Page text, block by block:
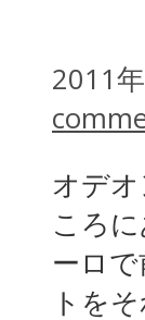
2011
オデ
ころ
ーロ
トを